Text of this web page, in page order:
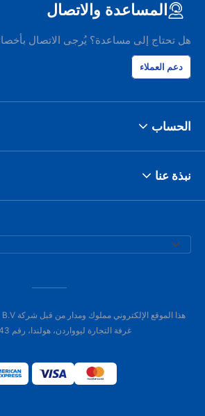
المساعدة والاتصال
هل تحتاج إلى مساعدة؟ يُرجى الاتصال
دعم العملاء
الحساب
نبذة عنا
غرفة التجارة ليوواردن، هولندا، رقم 01104443